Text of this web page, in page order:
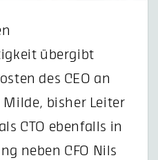
übergibt
des CEO an
Milde, bisher Leiter
CTO ebenfalls in
neben CFO Nils